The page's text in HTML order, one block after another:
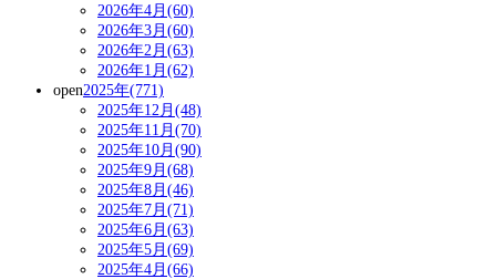
2026年4月(60)
2026年3月(60)
2026年2月(63)
2026年1月(62)
open2025年(771)
2025年12月(48)
2025年11月(70)
2025年10月(90)
2025年9月(68)
2025年8月(46)
2025年7月(71)
2025年6月(63)
2025年5月(69)
2025年4月(66)